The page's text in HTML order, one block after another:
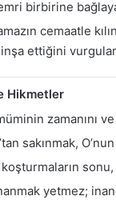
birbirine
cemaatle
ettiğini
Hikmetler
zamanını
sakınmak,
sonu,
yetmez;